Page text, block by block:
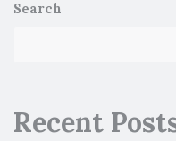
Search
Recent